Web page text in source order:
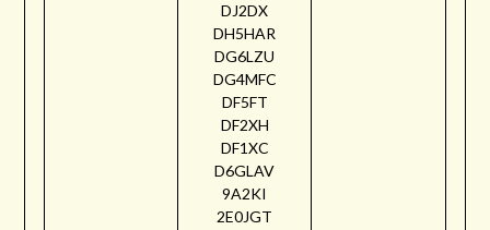
DJ2DX
DH5HAR
DG6LZU
DG4MFC
DF5FT
DF2XH
DF1XC
D6GLAV
9A2KI
2E0JGT